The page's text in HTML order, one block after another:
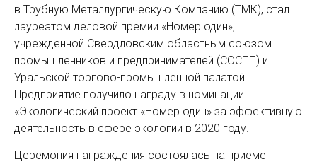
в Трубную Металлургическую Компанию (ТМК), стал
лауреатом деловой премии «Номер один»,
учрежденной Свердловским областным союзом
промышленников и предпринимателей (СОСПП) и
Уральской торгово-промышленной палатой.
Предприятие получило награду в номинации
«Экологический проект «Номер один» за эффективную
деятельность в сфере экологии в 2020 году.
Церемония награждения состоялась на приеме